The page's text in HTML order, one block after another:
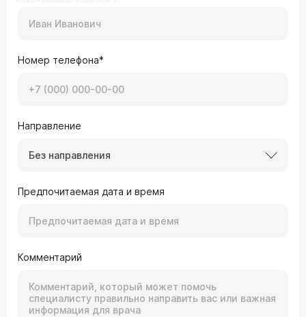
Номер телефона*
Направление
Без направления
Предпочитаемая дата и время
Комментарий